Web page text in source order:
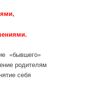
«бывшего»
родителям
себя